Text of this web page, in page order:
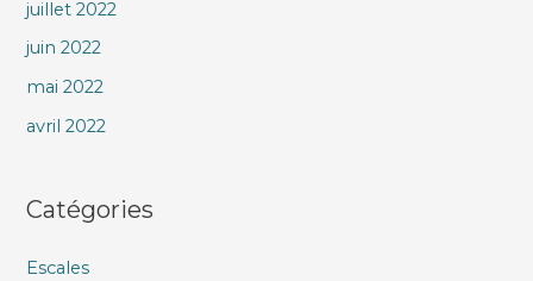
juillet 2022
juin 2022
mai 2022
avril 2022
Catégories
Escales